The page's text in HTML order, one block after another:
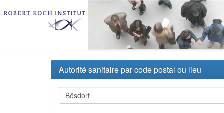
Autorité sanitaire par code postal ou lieu